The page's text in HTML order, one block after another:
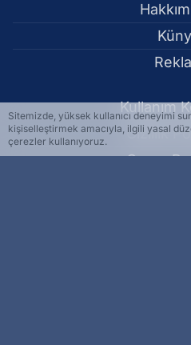
Kullanım
Gizlilik
Çerez
Sitemizde, yüksek kullanıcı deneyimi
kişiselleştirmek amacıyla, ilgili yasal
çerezler kullanıyoruz.